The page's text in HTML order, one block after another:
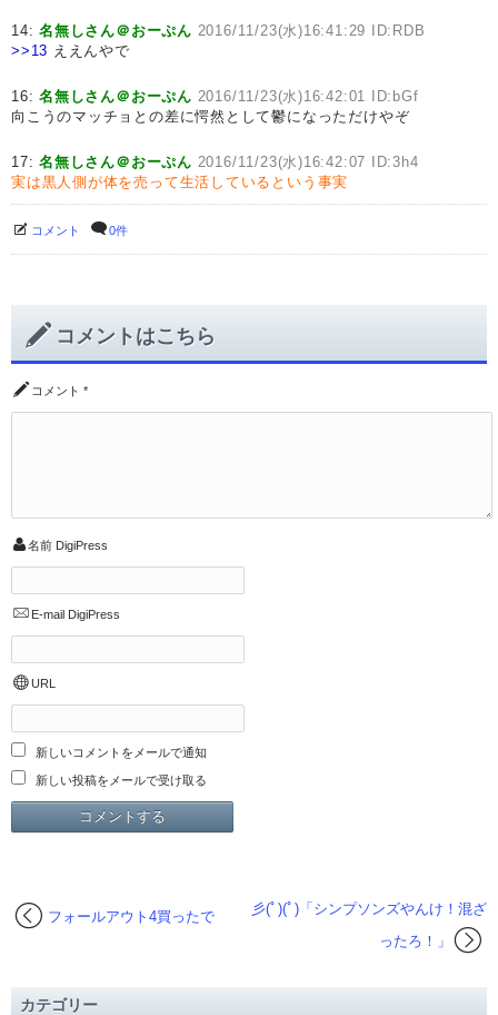
14:名無しさん＠おーぷん 2016/11/23(水)16:41:29 ID:RDB
>>13 ええんやで
16:名無しさん＠おーぷん 2016/11/23(水)16:42:01 ID:bGf
向こうのマッチョとの差に愕然として鬱になっただけやぞ
17:名無しさん＠おーぷん 2016/11/23(水)16:42:07 ID:3h4
実は黒人側が体を売って生活しているという事実
コメント 0件
コメントはこちら
コメント *
名前 DigiPress
E-mail DigiPress
URL
新しいコメントをメールで通知
新しい投稿をメールで受け取る
彡(ﾟ)(ﾟ)「シンプソンズやんけ！混ざ
ったろ！」
フォールアウト4買ったで
カテゴリー